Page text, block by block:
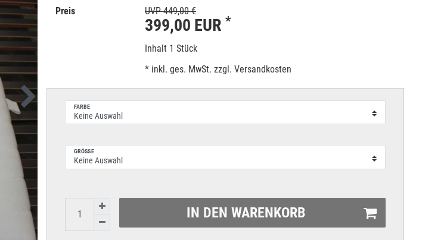
Preis UVP 449,00 €
399,00 EUR *
Inhalt 1 Stück
* inkl. ges. MwSt. zzgl. Versandkosten
FARBE
GRÖSSE
IN DEN WARENKORB